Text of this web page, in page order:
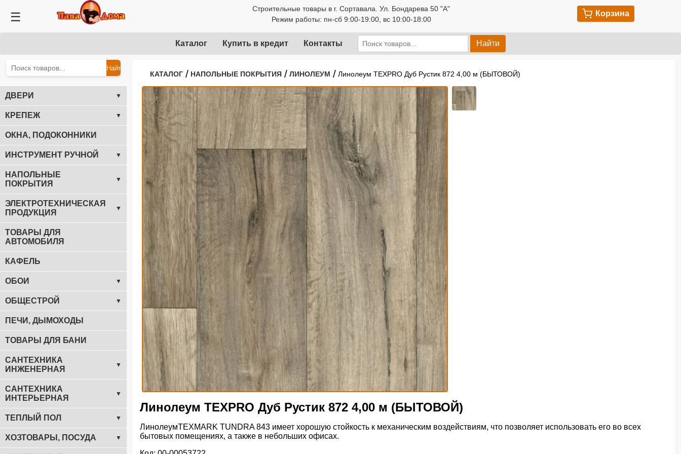
☰
Строительные товары в г. Сортавала. Ул. Бондарева 50 "А"
Режим работы: пн-сб 9:00-19:00, вс 10:00-18:00
Корзина
Каталог Купить в кредит Контакты Найти
Найти
ДВЕРИ ▼
КРЕПЕЖ ▼
ОКНА, ПОДОКОННИКИ
ИНСТРУМЕНТ РУЧНОЙ ▼
НАПОЛЬНЫЕ
ПОКРЫТИЯ
▼
ЭЛЕКТРОТЕХНИЧЕСКАЯ
ПРОДУКЦИЯ
▼
ТОВАРЫ ДЛЯ
АВТОМОБИЛЯ
КАФЕЛЬ
ОБОИ ▼
ОБЩЕСТРОЙ ▼
ПЕЧИ, ДЫМОХОДЫ
ТОВАРЫ ДЛЯ БАНИ
САНТЕХНИКА
ИНЖЕНЕРНАЯ
▼
САНТЕХНИКА
ИНТЕРЬЕРНАЯ
▼
ТЕПЛЫЙ ПОЛ ▼
ХОЗТОВАРЫ, ПОСУДА ▼
КАТАЛОГ / НАПОЛЬНЫЕ ПОКРЫТИЯ / ЛИНОЛЕУМ / Линолеум TEXPRO Дуб Рустик 872 4,00 м (БЫТОВОЙ)
Линолеум TEXPRO Дуб Рустик 872 4,00 м (БЫТОВОЙ)
ЛинолеумTEXMARK TUNDRA 843 имеет хорошую стойкость к механическим воздействиям, что позволяет использовать его во всех
бытовых помещениях, а также в небольших офисах.